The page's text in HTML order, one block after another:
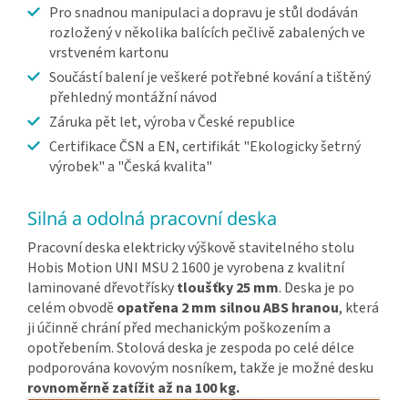
Pro snadnou manipulaci a dopravu je stůl dodáván
rozložený v několika balících pečlivě zabalených ve
vrstveném kartonu
Součástí balení je veškeré potřebné kování a tištěný
přehledný montážní návod
Záruka pět let, výroba v České republice
Certifikace ČSN a EN, certifikát "Ekologicky šetrný
výrobek" a "Česká kvalita"
Silná a odolná pracovní deska
Pracovní deska elektricky výškově stavitelného stolu
Hobis Motion UNI MSU 2 1600 je vyrobena z kvalitní
laminované dřevotřískytloušťky 25 mm. Deska je po
celém obvodě opatřena 2 mm silnou ABS hranou, která
ji účinně chrání před mechanickým poškozením a
opotřebením. Stolová deska je zespoda po celé délce
podporována kovovým nosníkem, takže je možné desku
rovnoměrně zatížit až na 100 kg.